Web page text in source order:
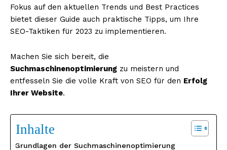
Fokus auf den aktuellen Trends und Best Practices
bietet dieser Guide auch praktische Tipps, um Ihre
SEO-Taktiken für 2023 zu implementieren.
Machen Sie sich bereit, die
Suchmaschinenoptimierung zu meistern und
entfesseln Sie die volle Kraft von SEO für den Erfolg
Ihrer Website.
Inhalte
Grundlagen der Suchmaschinenoptimierung